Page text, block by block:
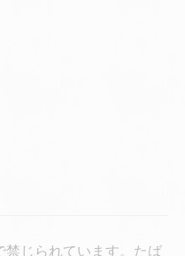
禁じられています。たば